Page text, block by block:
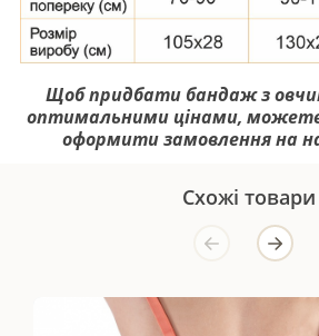
Щоб придбати бандаж з
оптимальними цінами, можете
оформити замовлення на
Схожі товари